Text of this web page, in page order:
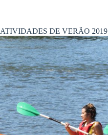
ATIVIDADES DE VERÃO 2019